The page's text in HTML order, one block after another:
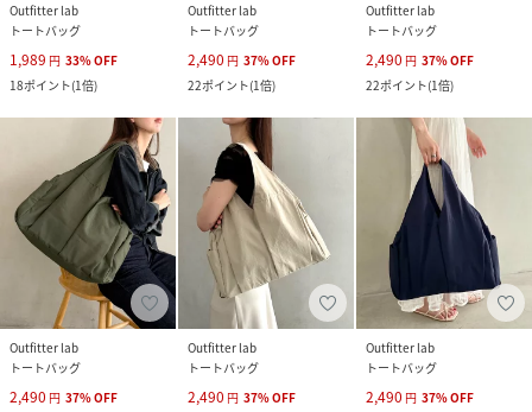
Outfitter lab
トートバッグ
1,989 円 33%OFF
18ポイント(1倍)
Outfitter lab
トートバッグ
2,490 円 37%OFF
22ポイント(1倍)
Outfitter lab
トートバッグ
2,490 円 37%OFF
22ポイント(1倍)
Outfitter lab
トートバッグ
2,490 円 37%OFF
Outfitter lab
トートバッグ
2,490 円 37%OFF
Outfitter lab
トートバッグ
2,490 円 37%OFF